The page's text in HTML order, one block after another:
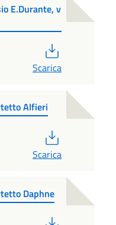
E.Durante, v
Scarica
Alfieri
Scarica
Daphne